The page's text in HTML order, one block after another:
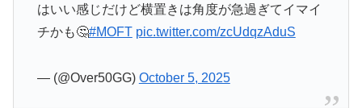
はいい感じだけど横置きは角度が急過ぎてイマイ
チかも🤔#MOFT pic.twitter.com/zcUdqzAduS
— (@Over50GG) October 5, 2025